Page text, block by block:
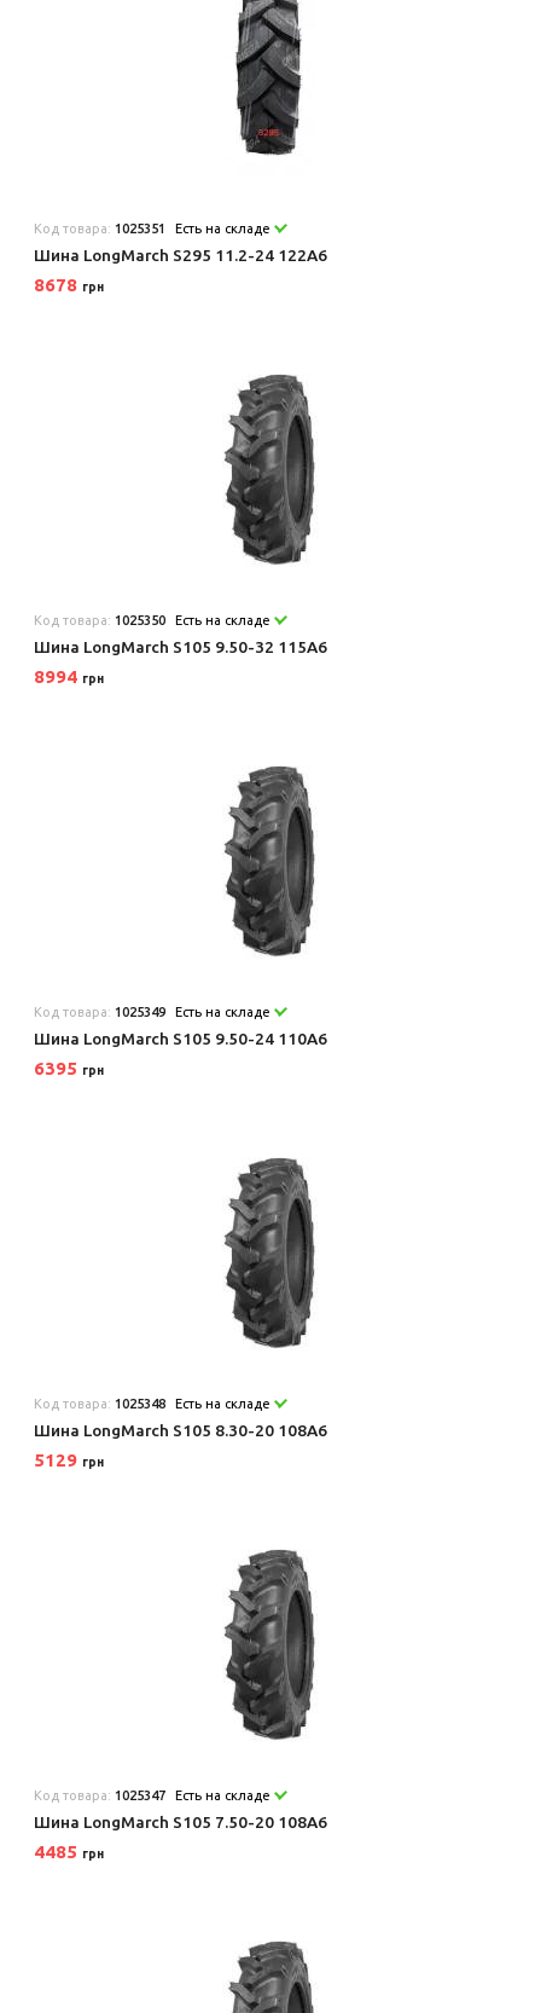
Код товара: 1025351 Есть на складе
Шина LongMarch S295 11.2-24 122A6
8678 грн
Код товара: 1025350 Есть на складе
Шина LongMarch S105 9.50-32 115A6
8994 грн
Код товара: 1025349 Есть на складе
Шина LongMarch S105 9.50-24 110A6
6395 грн
Код товара: 1025348 Есть на складе
Шина LongMarch S105 8.30-20 108A6
5129 грн
Код товара: 1025347 Есть на складе
Шина LongMarch S105 7.50-20 108A6
4485 грн